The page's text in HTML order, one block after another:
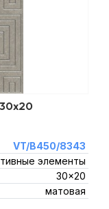
VT/B450/8343
элементы
30x20
матовая